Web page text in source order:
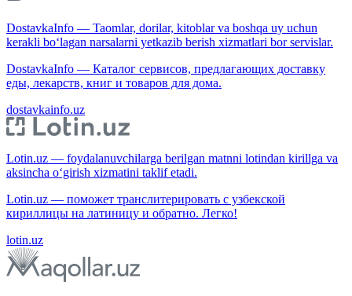
DostavkaInfo — Taomlar, dorilar, kitoblar va boshqa uy uchun
kerakli bo‘lagan narsalarni yetkazib berish xizmatlari bor servislar.
DostavkaInfo — Каталог сервисов, предлагающих доставку
еды, лекарств, книг и товаров для дома.
dostavkainfo.uz
Lotin.uz — foydalanuvchilarga berilgan matnni lotindan kirillga va
aksincha o‘girish xizmatini taklif etadi.
Lotin.uz — поможет транслитерировать с узбекской
кириллицы на латиницу и обратно. Легко!
lotin.uz